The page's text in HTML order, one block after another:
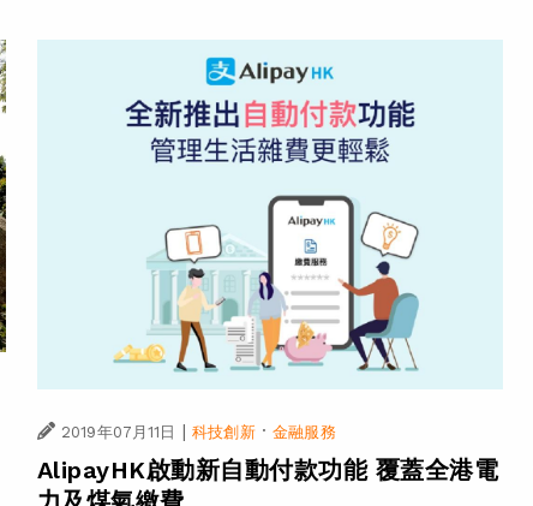
2019年07月11日 | 科技創新·金融服務
AlipayHK啟動新自動付款功能 覆蓋全港電